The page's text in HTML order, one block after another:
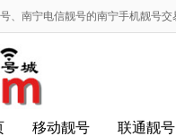
、南宁电信靓号的南宁手机靓号
移动靓号 联通靓号